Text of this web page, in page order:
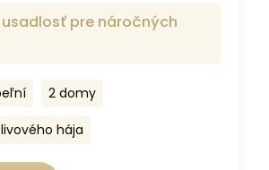
usadlosť pre náročných
2 domy
hája